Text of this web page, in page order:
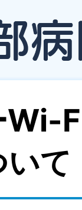
Wi-
いて